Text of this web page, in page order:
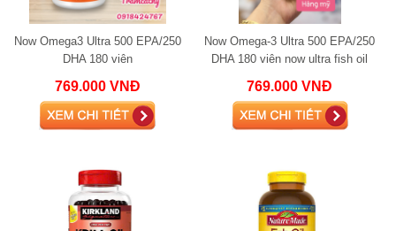
Now Omega3 Ultra 500 EPA/250
DHA 180 viên
769.000 VNĐ
Now Omega-3 Ultra 500 EPA/250
DHA 180 viên now ultra fish oil
769.000 VNĐ